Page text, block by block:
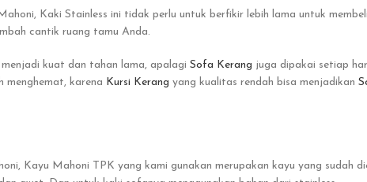
Kaki Stainless ini tidak perlu untuk berfikir lebih lama untuk
cantik ruang tamu Anda.
kuat dan tahan lama, apalagi Sofa Kerang juga dipakai setiap
menghemat, karena Kursi Kerang yang kualitas rendah bisa menjadikan
Kayu Mahoni TPK yang kami gunakan merupakan kayu yang sudah